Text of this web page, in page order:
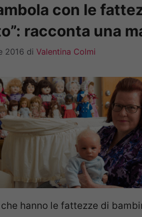
con le
racconta una
2016 di Valentina Colmi
hanno le fattezze di